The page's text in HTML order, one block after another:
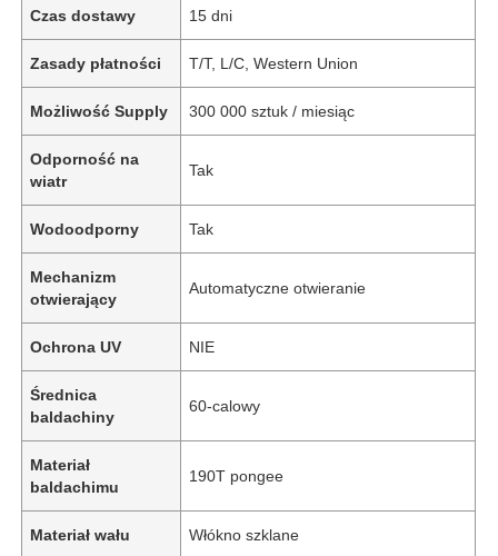
Czas dostawy 15 dni
Zasady płatności T/T, L/C, Western Union
Możliwość Supply 300 000 sztuk / miesiąc
Odporność na
wiatr
Tak
Wodoodporny Tak
Mechanizm
otwierający
Automatyczne otwieranie
Ochrona UV NIE
Średnica
baldachiny
60-calowy
Materiał
baldachimu
190T pongee
Materiał wału Włókno szklane